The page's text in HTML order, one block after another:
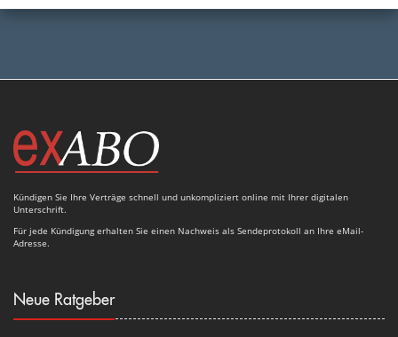
Kündigen Sie Ihre Verträge schnell und unkompliziert online mit Ihrer digitalen
Unterschrift.
Für jede Kündigung erhalten Sie einen Nachweis als Sendeprotokoll an Ihre eMail-
Adresse.
Neue Ratgeber